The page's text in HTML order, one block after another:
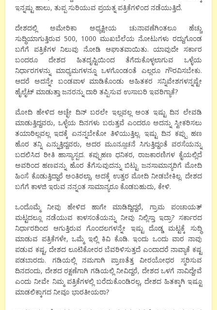
ಇನ್ನಷ್ಟು ಹಾಲು, ತುಪ್ಪ ಸುರಿಯುವ ಪ್ರಯತ್ನ ಪತ್ರಿಕೆಗಳಿಂದ ನಡೆಯುತ್ತಿದೆ.
ದೇಶದಲ್ಲಿ ಅಮೇರಿಕಾ ಅಧ್ಯಕ್ಷೀಯ ಚುನಾವಣೆಗಿಂತಲೂ ಹೆಚ್ಚು
ಸುದ್ಧಿಯಾಗುತ್ತಿರುವ 500, 1000 ಮುಖಬೆಲೆಯ ನೋಟುಗಳು ರದ್ದುಗೊಂಡ
ಬಗೆಗೆ ಪತ್ರಿಕೆಗಳ ನಿಲುವು ನೋಡಿ ಆಘಾತವಾಯಿತು. ಯಾವುದೇ ಸರ್ಕಾರ
ಬಂದರೂ ದೇಶದ ಹಿತದೃಷ್ಟಿಯಿಂದ ತೆಗೆದುಕೊಳ್ಳಲಾಗುವ ಒಳ್ಳೆಯ
ನಿರ್ಧಾರಗಳನ್ನು ಮಾಧ್ಯಮಗಳನ್ನೂ ಒಳಗೊಂಡಂತೆ ಎಲ್ಲರೂ ಗೌರವಿಸಬೇಕು.
ಆದರೆ ಅದನ್ನೇ ಬಂಡವಾಳ ಮಾಡಿಕೊಂಡು ಅಹಿತಕರ ಸನ್ನಿವೇಶಗಳನ್ನಷ್ಟೇ
ಹೈಲೈಟ್ ಮಾಡುತ್ತಾ ಜನರನ್ನು ದಾರಿ ತಪ್ಪಿಸುವ ಉಸಾಬರಿ ಇವರಿಗ್ಯಾಕೆ?
ಮೋದಿ ಹೇಳಿದ ಅಚ್ಛೇ ದಿನ್ ಬರಲೇ ಇಲ್ಲವಲ್ಲ ಅಂತ ಇಷ್ಟು ದಿನ ಲೇವಡಿ
ಮಾಡುತ್ತಿದ್ದವರು, ಒಳ್ಳೆಯ ದಿನಗಳು ಬರುತ್ತವೆ ಎಂದರೂ ಅದನ್ನು ಸ್ವೀಕರಿಸಲು
ತಯಾರಿಲ್ಲವಲ್ಲ ಇದಕ್ಕೆ ಏನನ್ನಬೇಕೋ ತಿಳಿಯುತ್ತಿಲ್ಲ. ಇಷ್ಟು ದಿನ ಕಪ್ಪು ಹಣ
ಹೊರ ತನ್ನಿ ಎನ್ನುತ್ತಿದ್ದವರು, ಅದರ ಮೂನ್ಸೂಚನೆ ಸಿಗುತ್ತಿದ್ದಂತೆ ವರಸೆಯನ್ನು
ಬದಲಿಸಿದ ರೀತಿ ಹಾಸ್ಯಾಸ್ಪದ. ಕಪ್ಪುಹಣ ಧನಿಕರ, ರಾಜಕಾರಣಿಗಳ ಕೈಯಲ್ಲಿದೆ
ಅವರಿಂದ ಹಣವನ್ನು ಹೊರ ತೆಗೆಸುವುದನ್ನು ಬಿಟ್ಟು ಜನಸಾಮಾನ್ಯರಿಗೆ ಮೋದಿ
ಹಿಂಸೆ ಕೊಡುತ್ತಿದ್ದಾರೆ ಅಂತಿರಲ್ಲಾ, ಅದಕ್ಕೆ ಉತ್ತರ ಮೋದಿ ನೀಡಬೇಕಿಲ್ಲ. ದೇಶದ
ಬಗೆಗೆ ಕಾಳಜಿ ಇರುವ ನನ್ನಂತ ಸಾಮಾನ್ಯರೂ ಕೊಡಬಹುದು, ಕೇಳಿ.
ಒಂದೊಮ್ಮೆ ನೀವು ಹೇಳಿದ ಹಾಗೇ ಮಾಡಿದ್ದಿದ್ದರೆ, ಗ್ರಾಮ ಪಂಚಾಯತ್
ಮಟ್ಟದಲ್ಲೂ ನಡೆಯುವ ಕಾಳಸಂತೆಯನ್ನು ನೀವು ನಿಲ್ಲಿಸ್ತಾ ಇದ್ರಾ? ಸರ್ಕಾರದ
ನಿರ್ಧಾರದಿಂದ ಆಗುತ್ತಿರುವ ಗೊಂದಲಗಳನ್ನೇ ಇಷ್ಟು ದೊಡ್ಡ ಮಟ್ಟಕ್ಕೆ ಸುದ್ಧಿ
ಮಾಡುವ ಪತ್ರಿಕೆಗಳೇ, ಒಮ್ಮೆ ಇಲ್ಲಿ ಕಿವಿ ಕೊಡಿ. ಇಂದು ಒಂದು ವಾರ ನಾವು
ಪಡುವ ಕಷ್ಟ, ದೇಶದ ಲೂಟಿಕೋರರ ಬೆವರಿಳಿಸುತ್ತದೆ ಎಂದಾದರೆ ನಾವ್ಯಾಕೆ ಕಷ್ಟ
ಪಡಬಾರದು. ಗಡಿಯಲ್ಲಿ ನಮಗಾಗಿ ಪ್ರಾಣತೆತ್ತ ವೀರಯೋಧರ ಸ್ಮರಿಸುವ
ದಿನದಂದು, ದೇಶದ ರಕ್ಷಣೆಗಾಗಿ ಗಡಿಯಲ್ಲಿ ನೀವಿದ್ದರೆ, ದೇಶದ ಒಳಗೆ ನಾವಿದ್ದೇವೆ
ಎಂದು ನೀವೇ ನಿಮ್ಮ ಪತ್ರಿಕೆಗಳಲ್ಲಿ ಬರೆದುಕೊಂಡಿರಲ್ಲ, ದೇಶದ ಹಿತಕ್ಕಾಗಿ ಇಷ್ಟೂ
ಮಾಡಲಿಕ್ಕಾಗದ ನೀವೂ ಭಾರತೀಯರಾ?